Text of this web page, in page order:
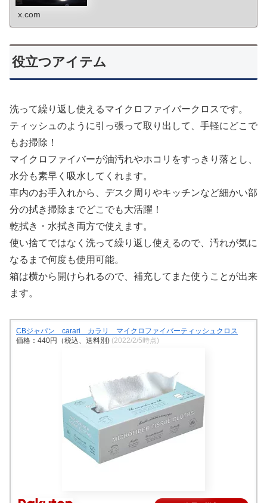
x.com
役立つアイテム
洗って繰り返し使えるマイクロファイバークロスです。
ティッシュのように引っ張って取り出して、手軽にどこで
もお掃除！
マイクロファイバーが油汚れやホコリをすっきり落とし、
水分も素早く吸水してくれます。
車内のお手入れから、デスク周りやキッチンなど細かい部
分の拭き掃除までどこでも大活躍！
乾拭き・水拭き両方で使えます。
使い捨てではなく洗って繰り返し使えるので、汚れが気に
なるまで何度も使用可能。
箱は横から開けられるので、補充してまた使うことが出来
ます。
CBジャパン carari カラリ マイクロファイバーティッシュクロス
価格：440円（税込、送料別) (2022/2/5時点)